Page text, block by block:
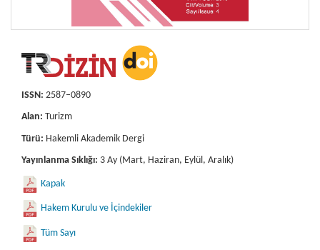
ISSN: 2587–0890
Alan: Turizm
Türü: Hakemli Akademik Dergi
Yayınlanma Sıklığı: 3 Ay (Mart, Haziran, Eylül, Aralık)
Kapak
Hakem Kurulu ve İçindekiler
Tüm Sayı